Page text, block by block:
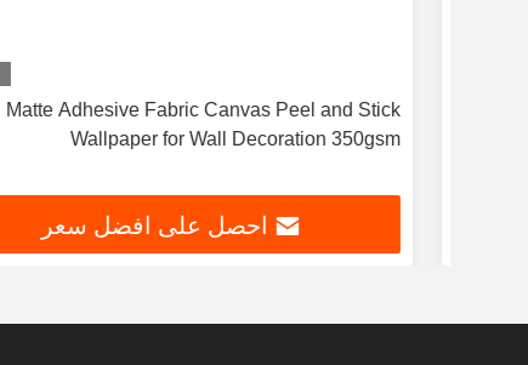
Matte Adhesive Fabric Canvas Peel and Stick
Wallpaper for Wall Decoration 350gsm
احصل على افضل سعر